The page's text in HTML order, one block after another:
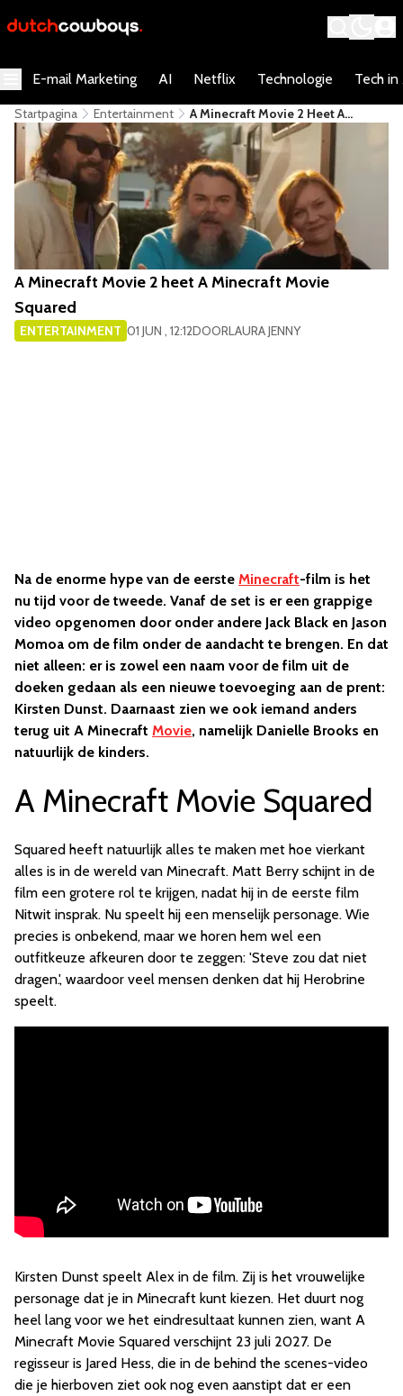
E-mail Marketing AI Netflix Technologie Tech in
Startpagina Entertainment
A Minecraft Movie 2 Heet A
Minecraft Movie Squared
A Minecraft Movie 2 heet A Minecraft Movie
Squared
ENTERTAINMENT 01 JUN , 12:12DOORLAURA JENNY
Na de enorme hype van de eerste Minecraft-film is het
nu tijd voor de tweede. Vanaf de set is er een grappige
video opgenomen door onder andere Jack Black en Jason
Momoa om de film onder de aandacht te brengen. En dat
niet alleen: er is zowel een naam voor de film uit de
doeken gedaan als een nieuwe toevoeging aan de prent:
Kirsten Dunst. Daarnaast zien we ook iemand anders
terug uit A Minecraft Movie, namelijk Danielle Brooks en
natuurlijk de kinders.
A Minecraft Movie Squared
Squared heeft natuurlijk alles te maken met hoe vierkant
alles is in de wereld van Minecraft. Matt Berry schijnt in de
film een grotere rol te krijgen, nadat hij in de eerste film
Nitwit insprak. Nu speelt hij een menselijk personage. Wie
precies is onbekend, maar we horen hem wel een
outfitkeuze afkeuren door te zeggen: 'Steve zou dat niet
dragen.', waardoor veel mensen denken dat hij Herobrine
speelt.
Kirsten Dunst speelt Alex in de film. Zij is het vrouwelijke
personage dat je in Minecraft kunt kiezen. Het duurt nog
heel lang voor we het eindresultaat kunnen zien, want A
Minecraft Movie Squared verschijnt 23 juli 2027. De
regisseur is Jared Hess, die in de behind the scenes-video
die je hierboven ziet ook nog even aanstipt dat er een